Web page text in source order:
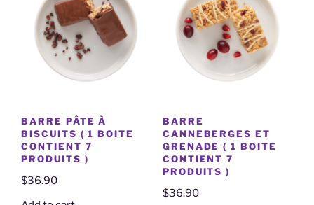
BARRE PÂTE À
BISCUITS ( 1 BOITE
CONTIENT 7
PRODUITS )
$36.90
BARRE
CANNEBERGES ET
GRENADE ( 1 BOITE
CONTIENT 7
PRODUITS )
$36.90